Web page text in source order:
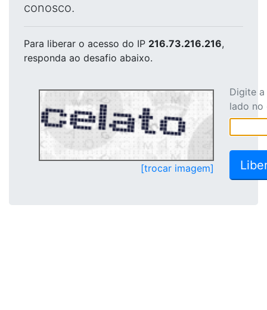
conosco.
Para liberar o acesso do IP 216.73.216.216,
responda ao desafio abaixo.
[trocar imagem]
Digite
lado no